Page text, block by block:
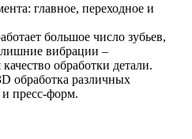
главное, переходное и
большое число зубьев,
вибрации –
обработки детали.
обработка различных
пресс-форм.